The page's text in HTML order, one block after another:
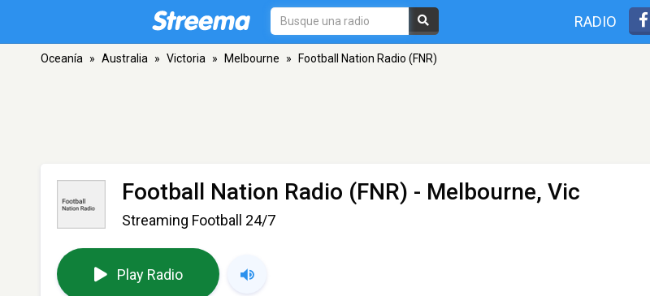
RADIO
Oceanía » Australia » Victoria » Melbourne » Football Nation Radio (FNR)
Football Nation Radio (FNR) - Melbourne, Vic
Streaming Football 24/7
Play Radio